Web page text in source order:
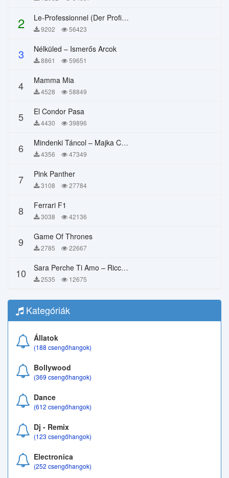
2 Le-Professionnel (Der Profi) – Chi Mai
9202 56423
3 Nélküled – Ismerős Arcok
8861 59651
4 Mamma Mia
4528 58849
5 El Condor Pasa
4430 39896
6 Mindenki Táncol – Majka Curtis, Péter Majoros
4356 47349
7 Pink Panther
3108 27784
8 Ferrari F1
3038 42136
9 Game Of Thrones
2785 22667
10 Sara Perche Ti Amo – Ricchi E Poveri
2535 12675
Kategóriák
Állatok
(188 csengőhangok)
Bollywood
(369 csengőhangok)
Dance
(612 csengőhangok)
Dj - Remix
(123 csengőhangok)
Electronica
(252 csengőhangok)